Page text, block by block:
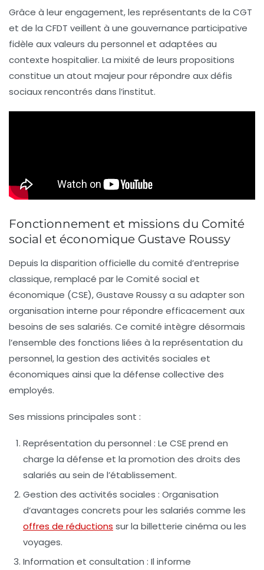
Grâce à leur engagement, les représentants de la CGT
et de la CFDT veillent à une gouvernance participative
fidèle aux valeurs du personnel et adaptées au
contexte hospitalier. La mixité de leurs propositions
constitue un atout majeur pour répondre aux défis
sociaux rencontrés dans l’institut.
Fonctionnement et missions du Comité
social et économique Gustave Roussy
Depuis la disparition officielle du comité d’entreprise
classique, remplacé par le Comité social et
économique (CSE), Gustave Roussy a su adapter son
organisation interne pour répondre efficacement aux
besoins de ses salariés. Ce comité intègre désormais
l’ensemble des fonctions liées à la représentation du
personnel, la gestion des activités sociales et
économiques ainsi que la défense collective des
employés.
Ses missions principales sont :
Représentation du personnel : Le CSE prend en
charge la défense et la promotion des droits des
salariés au sein de l’établissement.
Gestion des activités sociales : Organisation
d’avantages concrets pour les salariés comme les
offres de réductions sur la billetterie cinéma ou les
voyages.
Information et consultation : Il informe